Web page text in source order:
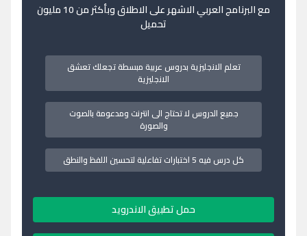
مع البرنامج العربي الاشهر على الاطلاق وبأكثر من 10 مليون
تحميل
تعلم الانجليزية بدروس عربية مبسطة تجعلك تعشق
الانجليزية
جميع الدروس لا تحتاج الى انترنت ومدعومة بالصوت
والصورة
كل درس فيه 5 اختبارات تفاعلية لتحسين اللفظ والنطق
حمل تطبيق الاندرويد